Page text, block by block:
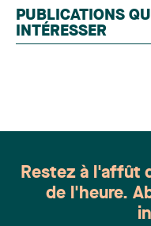
par un jury
chevronnés en droit
l'ensemble du
PUBLICATIONS
INTÉRESSER
Restez à l'affût
de l'heure.